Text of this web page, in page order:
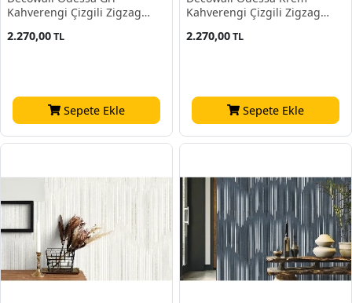
Kahverengi Çizgili Zigzag
16,50 M²
2.270,00TL
Sepete Ekle
Kahverengi Çizgili Zigzag
16,50 M²
2.270,00TL
Sepete Ekle